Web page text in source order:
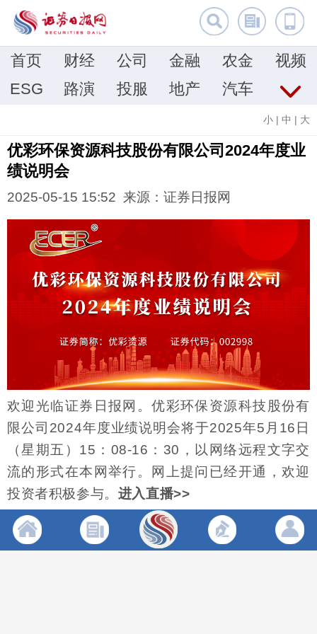
首页 财经 公司 金融 农金
视频
ESG
路演 投服 地产 汽车
小 | 中 | 大
优彩环保资源科技股份有限公司2024年度业
绩说明会
2025-05-15 15:52 来源：证券日报网
欢迎光临证券日报网。优彩环保资源科技股份有
限公司2024年度业绩说明会将于2025年5月16日
（星期五）15：08-16：30，以网络远程文字交
流的形式在本网举行。网上提问已经开通，欢迎
投资者积极参与。 进入直播>>